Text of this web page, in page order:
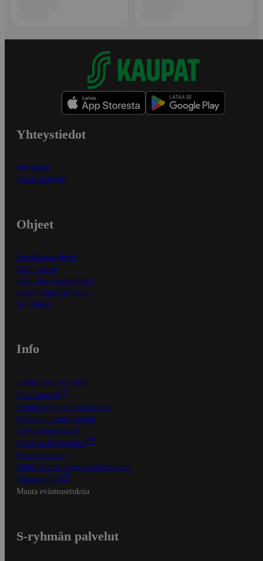
Yhteystiedot
Myymälät
Asiakaspalvelu
Ohjeet
Ensitilaajan ohjeet
Näin maksat
Näin tilaat ja muokkaat
Kaikki ohjeet ja vinkit
In English
Info
S-Business yrityksille
Oiva-raportit
Osuuskauppojen yhteystiedot
Tilaus- ja toimitusehdot
Tietosuojakäytäntö
Palvelun käyttöehdot
Saavutettavuus
Mobiilisovelluksen saavutettavuus
Mainostajalle
Muuta evästeasetuksia
S-ryhmän palvelut